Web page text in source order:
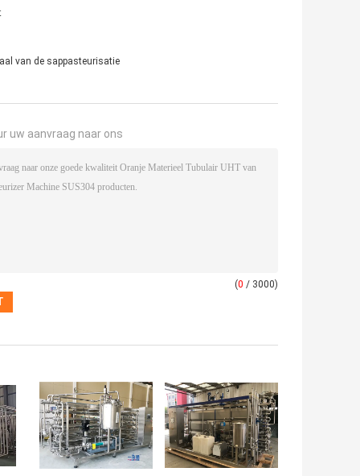
van de sappasteurisatie
uw aanvraag naar ons
(0 / 3000)